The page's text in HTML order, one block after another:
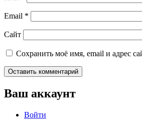
Email *
Сайт
Сохранить моё имя, email и адрес
Ваш аккаунт
Войти